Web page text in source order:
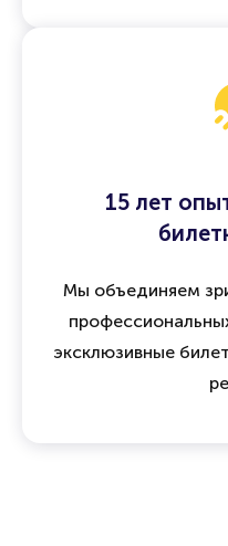
15 лет
Мы объединяем
эксклюзивные